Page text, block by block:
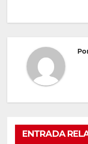
ENTRADA